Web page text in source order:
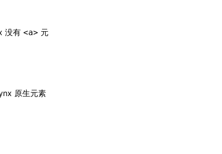
没有 <a> 元
原生元素